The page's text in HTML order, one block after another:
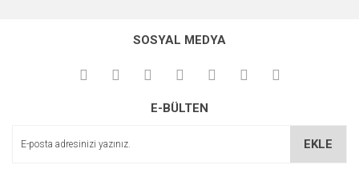
Yorum Yaz
Soru Sor
Görüş ve önerileriniz için teşekkür ederiz.
Ürün açıklamasında eksik bilgiler bulunuyor.
SOSYAL MEDYA
E-BÜLTEN
EKLE